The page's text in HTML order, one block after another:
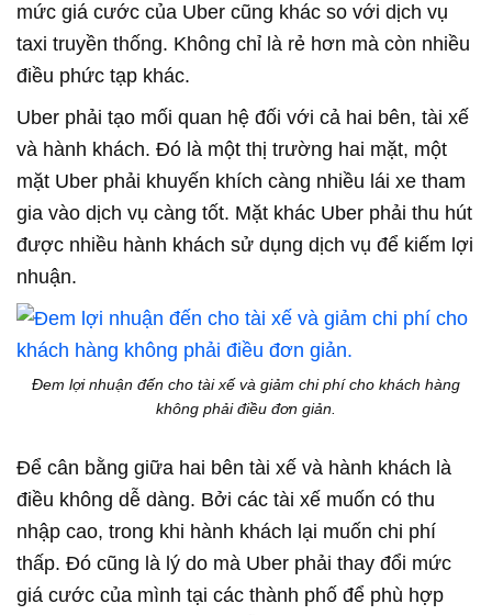
mức giá cước của Uber cũng khác so với dịch vụ
taxi truyền thống. Không chỉ là rẻ hơn mà còn nhiều
điều phức tạp khác.
Uber phải tạo mối quan hệ đối với cả hai bên, tài xế
và hành khách. Đó là một thị trường hai mặt, một
mặt Uber phải khuyến khích càng nhiều lái xe tham
gia vào dịch vụ càng tốt. Mặt khác Uber phải thu hút
được nhiều hành khách sử dụng dịch vụ để kiếm lợi
nhuận.
Đem lợi nhuận đến cho tài xế và giảm chi phí cho khách hàng
không phải điều đơn giản.
Để cân bằng giữa hai bên tài xế và hành khách là
điều không dễ dàng. Bởi các tài xế muốn có thu
nhập cao, trong khi hành khách lại muốn chi phí
thấp. Đó cũng là lý do mà Uber phải thay đổi mức
giá cước của mình tại các thành phố để phù hợp